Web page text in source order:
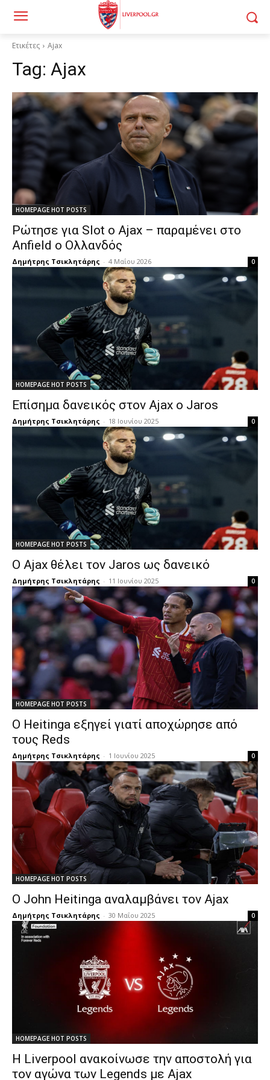
Ετικέτες Ajax
Tag: Ajax
HOMEPAGE HOT POSTS
Ρώτησε για Slot ο Ajax – παραμένει στο
Anfield ο Ολλανδός
Δημήτρης Τσικλητάρης - 4 Μαΐου 2026 0
HOMEPAGE HOT POSTS
Επίσημα δανεικός στον Ajax ο Jaros
Δημήτρης Τσικλητάρης - 18 Ιουνίου 2025 0
HOMEPAGE HOT POSTS
Ο Ajax θέλει τον Jaros ως δανεικό
Δημήτρης Τσικλητάρης - 11 Ιουνίου 2025 0
HOMEPAGE HOT POSTS
Ο Heitinga εξηγεί γιατί αποχώρησε από
τους Reds
Δημήτρης Τσικλητάρης - 1 Ιουνίου 2025 0
HOMEPAGE HOT POSTS
Ο John Heitinga αναλαμβάνει τον Ajax
Δημήτρης Τσικλητάρης - 30 Μαΐου 2025 0
HOMEPAGE HOT POSTS
Η Liverpool ανακοίνωσε την αποστολή για
τον αγώνα των Legends με Ajax